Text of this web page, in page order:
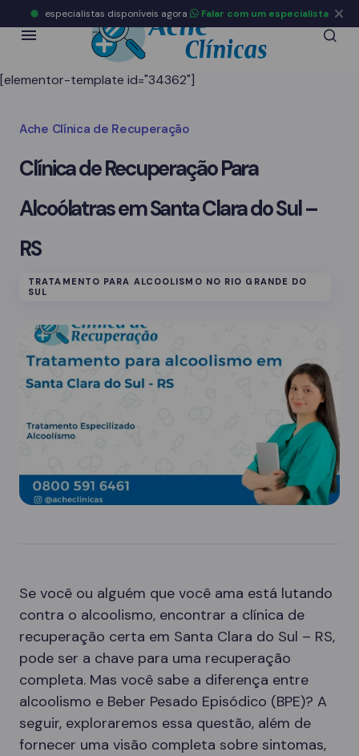
[elementor-template id="34362"]
Ache Clínica de Recuperação
Clínica de Recuperação Para
Alcoólatras em Santa Clara do Sul –
RS
TRATAMENTO PARA ALCOOLISMO NO RIO GRANDE DO
SUL
Se você ou alguém que você ama está lutando
contra o alcoolismo, encontrar a clínica de
recuperação certa em Santa Clara do Sul – RS,
pode ser a chave para uma recuperação
completa. Mas você sabe a diferença entre
alcoolismo e Beber Pesado Episódico (BPE)? A
seguir, exploraremos essa questão, além de
fornecer uma visão completa sobre sintomas,
especialistas disponíveis agora Falar com um especialista